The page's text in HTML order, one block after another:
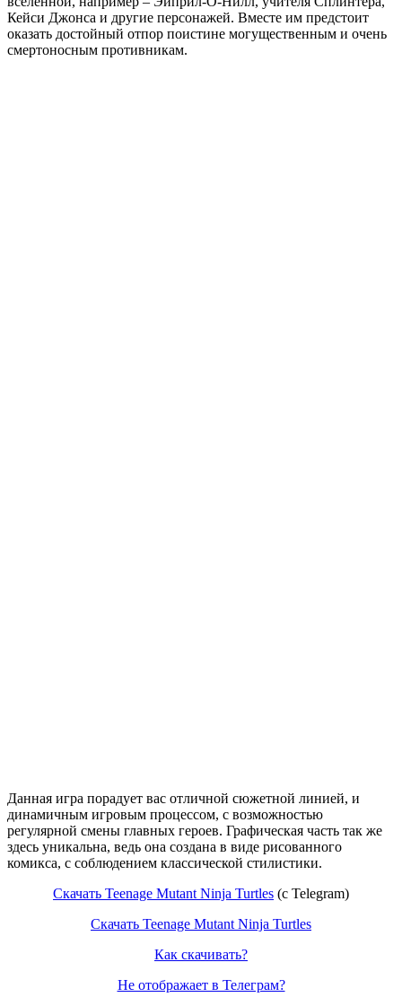
Кейси Джонса и другие персонажей. Вместе им предстоит
оказать достойный отпор поистине могущественным и очень
смертоносным противникам.
Данная игра порадует вас отличной сюжетной линией, и
динамичным игровым процессом, с возможностью
регулярной смены главных героев. Графическая часть так же
здесь уникальна, ведь она создана в виде рисованного
комикса, с соблюдением классической стилистики.
Скачать Teenage Mutant Ninja Turtles (c Telegram)
Скачать Teenage Mutant Ninja Turtles
Как скачивать?
Не отображает в Телеграм?